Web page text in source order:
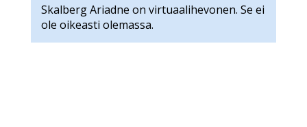
Skalberg Ariadne on virtuaalihevonen. Se ei
ole oikeasti olemassa.